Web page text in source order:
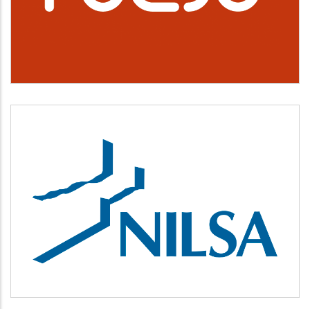
Cultura, deporte y ocio
NILSA
Medio ambiente